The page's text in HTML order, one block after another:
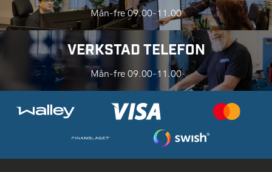
Mån-fre 09.00-11.00
VERKSTAD TELEFON
Mån-fre 09.00-11.00